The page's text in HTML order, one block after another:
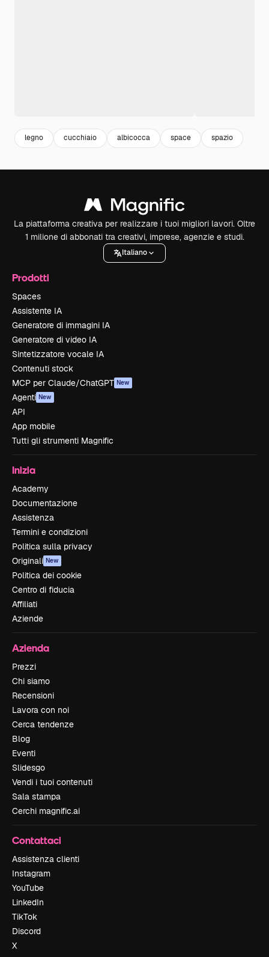
legno cucchiaio albicocca space spazio
La piattaforma creativa per realizzare i tuoi migliori lavori. Oltre
1 milione di abbonati tra creativi, imprese, agenzie e studi.
Italiano
Prodotti
Spaces
Assistente IA
Generatore di immagini IA
Generatore di video IA
Sintetizzatore vocale IA
Contenuti stock
MCP per Claude/ChatGPT New
Agenti New
API
App mobile
Tutti gli strumenti Magnific
Inizia
Academy
Documentazione
Assistenza
Termini e condizioni
Politica sulla privacy
Originali New
Politica dei cookie
Centro di fiducia
Affiliati
Aziende
Azienda
Prezzi
Chi siamo
Recensioni
Lavora con noi
Cerca tendenze
Blog
Eventi
Slidesgo
Vendi i tuoi contenuti
Sala stampa
Cerchi magnific.ai
Contattaci
Assistenza clienti
Instagram
YouTube
LinkedIn
TikTok
Discord
X